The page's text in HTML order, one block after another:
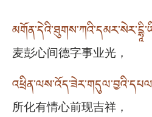
麦彭心间德字事业光，
所化有情心前现吉祥，